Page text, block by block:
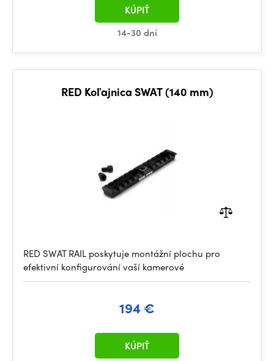
14-30 dní
KÚPIŤ
RED Koľajnica SWAT (140 mm)
RED SWAT RAIL poskytuje montážní plochu pro
efektivní konfigurování vaší kamerové
194 €
KÚPIŤ